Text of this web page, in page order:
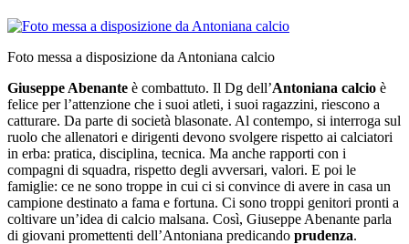
Foto messa a disposizione da Antoniana calcio
Giuseppe Abenante è combattuto. Il Dg dell’Antoniana calcio è
felice per l’attenzione che i suoi atleti, i suoi ragazzini, riescono a
catturare. Da parte di società blasonate. Al contempo, si interroga sul
ruolo che allenatori e dirigenti devono svolgere rispetto ai calciatori
in erba: pratica, disciplina, tecnica. Ma anche rapporti con i
compagni di squadra, rispetto degli avversari, valori. E poi le
famiglie: ce ne sono troppe in cui ci si convince di avere in casa un
campione destinato a fama e fortuna. Ci sono troppi genitori pronti a
coltivare un’idea di calcio malsana. Così, Giuseppe Abenante parla
di giovani promettenti dell’Antoniana predicando prudenza.